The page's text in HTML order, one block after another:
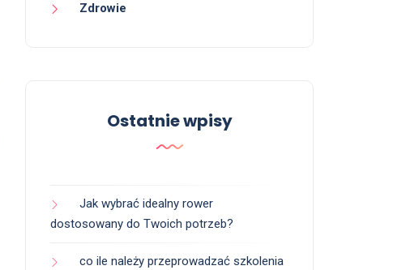
Zdrowie
Ostatnie wpisy
Jak wybrać idealny rower
dostosowany do Twoich potrzeb?
co ile należy przeprowadzać szkolenia